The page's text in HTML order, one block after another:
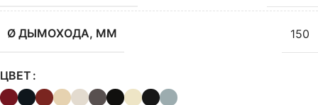
Ø ДЫМОХОДА, ММ 150
ЦВЕТ